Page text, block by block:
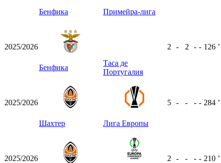
Бенфика Примейра-лига
2025/2026
Бенфика
Таса де
Португалия
2 - 2 - - 126 ʼ
2025/2026
Шахтер Лига Европы
5 - - - - 284 ʼ
2025/2026 2 - - - - 210 ʼ